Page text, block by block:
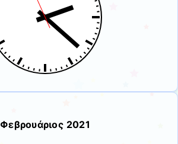
Φεβρουάριος 2021